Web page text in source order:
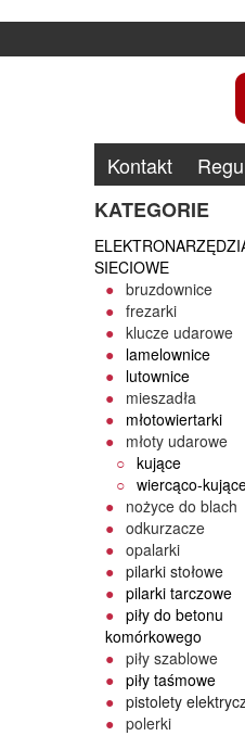
Kontakt
KATEGORIE
SIECIOWE
bruzdownice
frezarki
klucze udarowe
lamelownice
lutownice
mieszadła
młotowiertarki
młoty udarowe
kujące
wiercąco-
nożyce do blach
odkurzacze
opalarki
pilarki stołowe
pilarki tarczowe
piły do betonu
komórkowego
piły szablowe
piły taśmowe
pistolety
polerki